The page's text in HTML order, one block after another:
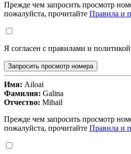
Прежде чем запросить просмотр
пожалуйста, прочитайте Правила и
Я согласен с правилами и политикой
Запросить просмотр номера
Имя: Ailoai
Фамилия: Galina
Отчество: Mihail
Прежде чем запросить просмотр
пожалуйста, прочитайте Правила и